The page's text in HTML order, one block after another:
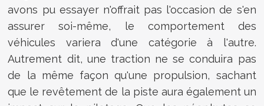
avons pu essayer n'offrait pas l'occasion de s'en
assurer soi-même, le comportement des
véhicules variera d'une catégorie à l'autre.
Autrement dit, une traction ne se conduira pas
de la même façon qu'une propulsion, sachant
que le revêtement de la piste aura également un